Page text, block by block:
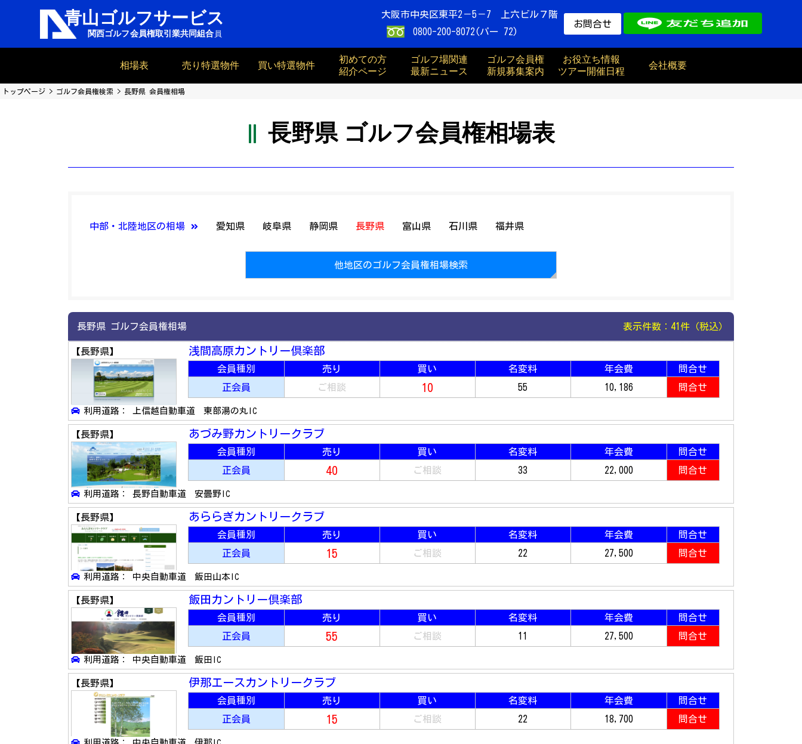
大阪市中央区東平2－5－7 上六ビル７階
0800-200-8072(パー 72)
お問合せ
相場表 売り特選物件 買い特選物件
初めての方
紹介ページ
ゴルフ場関連
最新ニュース
ゴルフ会員権
新規募集案内
お役立ち情報
ツアー開催日程
会社概要
トップページ ゴルフ会員権検索 長野県 会員権相場
長野県 ゴルフ会員権相場表
中部・北陸地区の相場 愛知県 岐阜県 静岡県 長野県 富山県 石川県 福井県
他地区のゴルフ会員権相場検索
長野県 ゴルフ会員権相場 表示件数：41件（税込）
【長野県】 浅間高原カントリー倶楽部
会員種別 売り 買い 名変料 年会費
問合せ
正会員
ご相談 10 55 10,186 問合せ
利用道路： 上信越自動車道 東部湯の丸IC
【長野県】 あづみ野カントリークラブ
会員種別 売り 買い 名変料 年会費
問合せ
正会員
40 ご相談 33 22,000 問合せ
利用道路： 長野自動車道 安曇野IC
【長野県】 あららぎカントリークラブ
会員種別 売り 買い 名変料 年会費
問合せ
正会員
15 ご相談 22 27,500 問合せ
利用道路： 中央自動車道 飯田山本IC
【長野県】 飯田カントリー倶楽部
会員種別 売り 買い 名変料 年会費
問合せ
正会員
55 ご相談 11 27,500 問合せ
利用道路： 中央自動車道 飯田IC
【長野県】 伊那エースカントリークラブ
会員種別 売り 買い 名変料 年会費
問合せ
正会員
15 ご相談 22 18,700 問合せ